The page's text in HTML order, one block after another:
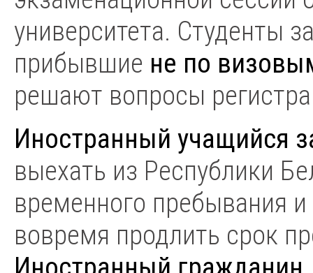
университета. Студенты
прибывшие не по
решают вопросы
Иностранный учащийся
выехать из Республики
временного пребывания
вовремя продлить срок